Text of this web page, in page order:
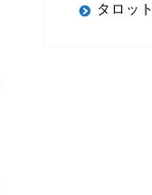
タロット